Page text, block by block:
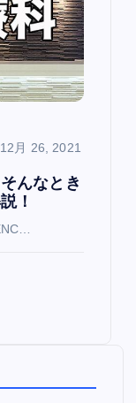
12月 26, 2021
んなとき
！